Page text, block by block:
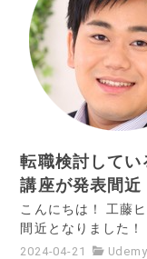
転職検討して
講座が発表間近
こんにちは！ 工藤
間近となりました！
2024-04-21